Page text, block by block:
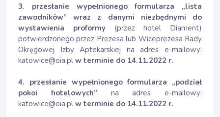
3. przesłanie wypełnionego formularza „lista
zawodników” wraz z danymi niezbędnymi do
wystawienia proformy (przez hotel Diament)
potwierdzonego przez Prezesa lub Wiceprezesa Rady
Okręgowej Izby Aptekarskiej na adres e-mailowy:
katowice@oia.pl w terminie do 14.11.2022 r.
4. przesłanie wypełnionego formularza „podział
pokoi hotelowych” na adres e-mailowy:
katowice@oia.pl w terminie do 14.11.2022 r.